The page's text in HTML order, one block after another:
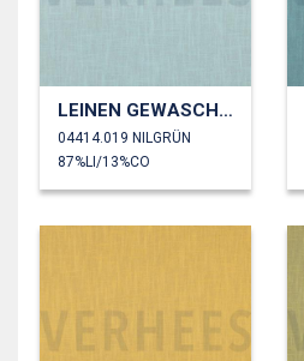
LEINEN GEWASCHEN 230 GM2
04414.019 NILGRÜN
87%LI/13%CO